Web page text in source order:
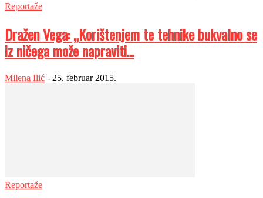
Reportaže
Dražen Vega: „Korištenjem te tehnike bukvalno se
iz ničega može napraviti...
Milena Ilić - 25. februar 2015.
Reportaže